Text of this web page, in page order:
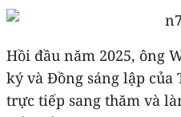
Hồi đầu năm 2025, ông
ký và Đồng sáng lập của
trực tiếp sang thăm và